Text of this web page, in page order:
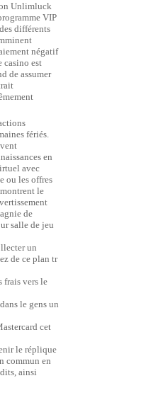
Unlimluck
VIP
différents
négatif
casino est
de assumer
fériés.
en
avec
ou les offres
le
de
salle de jeu
un
de ce plan tr
frais vers le
le gens un
cet
le réplique
commun en
ainsi